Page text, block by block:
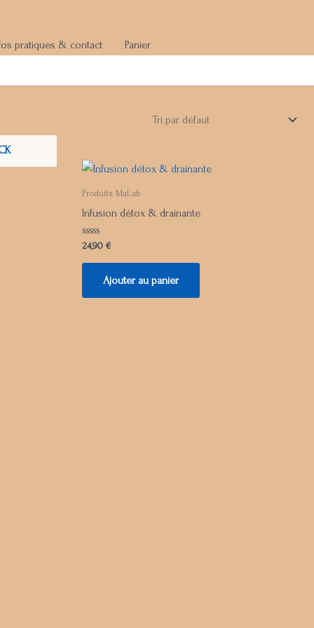
pratiques & contact Panier
Produits MaLab
Infusion détox & drainante
Note
sur
24,90 €
Ajouter au panier